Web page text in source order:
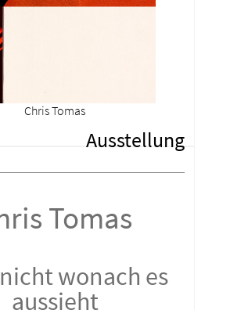
Chris Tomas
Ausstellung
Tomas
wonach es
aussieht